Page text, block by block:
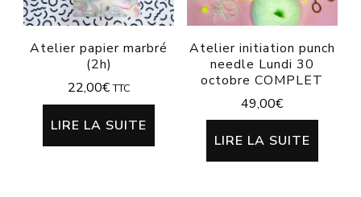
Atelier papier marbré
(2h)
22,00€ TTC
LIRE LA SUITE
Atelier initiation punch
needle Lundi 30
octobre COMPLET
49,00€
LIRE LA SUITE